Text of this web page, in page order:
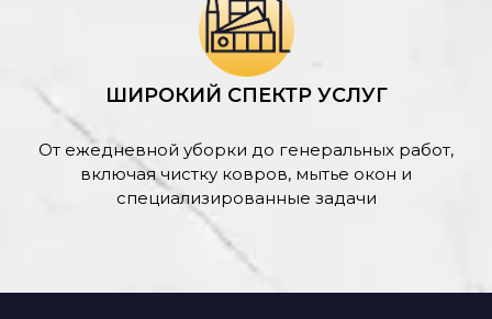
ШИРОКИЙ СПЕКТР УСЛУГ
От ежедневной уборки до генеральных работ,
включая чистку ковров, мытье окон и
специализированные задачи